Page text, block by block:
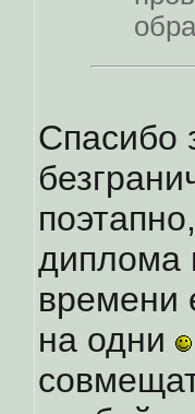
Спасибо
диплома
времени
на одни